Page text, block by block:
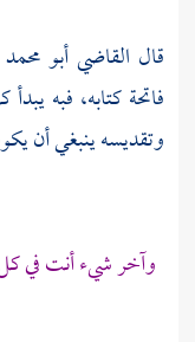
قال القاضي أبو محمد
فاتحة كتابه، فبه
وتقديسه ينبغي أن
وآخر شيء أنت في